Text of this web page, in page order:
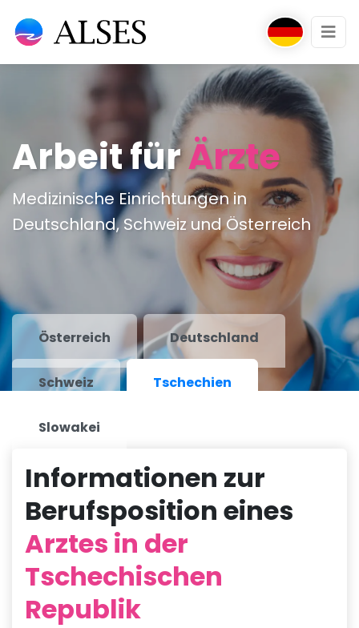
Arbeit fürÄrzte
Medizinische Einrichtungen in
Deutschland, Schweiz und Österreich
Österreich Deutschland
Schweiz Tschechien
Slowakei
Informationen zur
Berufsposition eines
Arztes in der
Tschechischen
Republik